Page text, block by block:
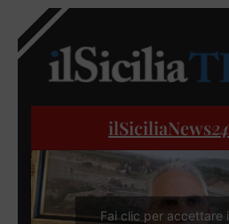
ilSiciliaNews24
Fai clic per accettare i